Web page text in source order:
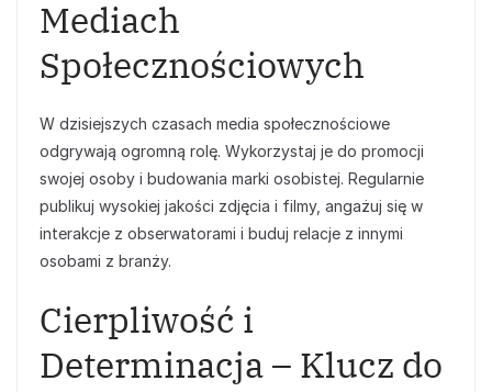
Mediach
Społecznościowych
W dzisiejszych czasach media społecznościowe
odgrywają ogromną rolę. Wykorzystaj je do promocji
swojej osoby i budowania marki osobistej. Regularnie
publikuj wysokiej jakości zdjęcia i filmy, angażuj się w
interakcje z obserwatorami i buduj relacje z innymi
osobami z branży.
Cierpliwość i
Determinacja – Klucz do